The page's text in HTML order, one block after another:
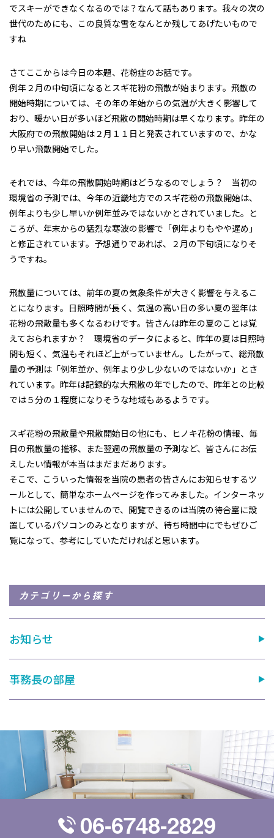
でスキーができなくなるのでは？なんて話もあります。我々の次の
世代のためにも、この良質な雪をなんとか残してあげたいもので
すね
さてここからは今日の本題、花粉症のお話です。
例年２月の中旬頃になるとスギ花粉の飛散が始まります。飛散の
開始時期については、その年の年始からの気温が大きく影響して
おり、暖かい日が多いほど飛散の開始時期は早くなります。昨年の
大阪府での飛散開始は２月１１日と発表されていますので、かな
り早い飛散開始でした。
それでは、今年の飛散開始時期はどうなるのでしょう？ 当初の
環境省の予測では、今年の近畿地方でのスギ花粉の飛散開始は、
例年よりも少し早いか例年並みではないかとされていました。と
ころが、年末からの猛烈な寒波の影響で「例年よりもやや遅め」
と修正されています。予想通りであれば、２月の下旬頃になりそ
うですね。
飛散量については、前年の夏の気象条件が大きく影響を与えるこ
とになります。日照時間が長く、気温の高い日の多い夏の翌年は
花粉の飛散量も多くなるわけです。皆さんは昨年の夏のことは覚
えておられますか？ 環境省のデータによると、昨年の夏は日照時
間も短く、気温もそれほど上がっていません。したがって、総飛散
量の予測は「例年並か、例年より少し少ないのではないか」とさ
れています。昨年は記録的な大飛散の年でしたので、昨年との比較
では５分の１程度になりそうな地域もあるようです。
スギ花粉の飛散量や飛散開始日の他にも、ヒノキ花粉の情報、毎
日の飛散量の推移、また翌週の飛散量の予測など、皆さんにお伝
えしたい情報が本当はまだまだあります。
そこで、こういった情報を当院の患者の皆さんにお知らせするツ
ールとして、簡単なホームページを作ってみました。インターネッ
トには公開していませんので、閲覧できるのは当院の待合室に設
置しているパソコンのみとなりますが、待ち時間中にでもぜひご
覧になって、参考にしていただければと思います。
カテゴリーから探す
お知らせ
事務長の部屋
06-6748-2829